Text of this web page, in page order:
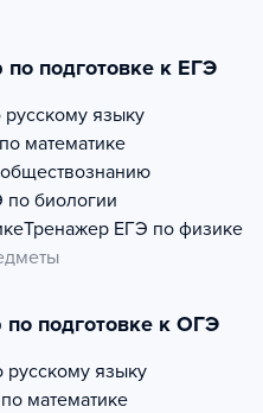
подготовке к ЕГЭ
языку
математике
по биологии
Тренажер ЕГЭ по физике
подготовке к ОГЭ
языку
математике